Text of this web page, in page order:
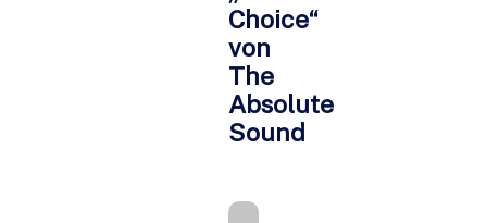
Choice“
von
The
Absolute
Sound